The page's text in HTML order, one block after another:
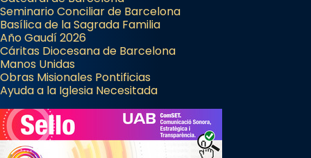
Seminario Conciliar de Barcelona
Basílica de la Sagrada Familia
Año Gaudí 2026
Cáritas Diocesana de Barcelona
Manos Unidas
Obras Misionales Pontificias
Ayuda a la Iglesia Necesitada